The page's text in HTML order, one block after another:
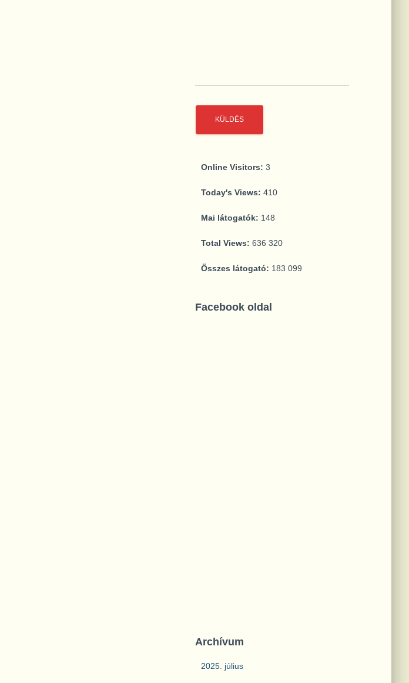
Online Visitors: 3
Today's Views: 410
Mai látogatók: 148
Total Views: 636 320
Összes látogató: 183 099
Facebook oldal
Archívum
2025. július